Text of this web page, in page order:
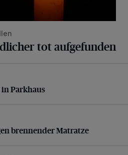
tot aufgefunden
Parkhaus
Parkhaus
brennender Matratze
brennender Matratze